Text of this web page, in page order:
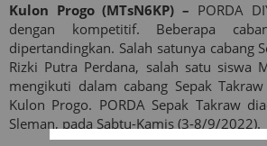
Kulon Progo (MTsN6KP) – PORDA
dengan kompetitif. Beberapa
dipertandingkan. Salah satunya cabang
Rizki Putra Perdana, salah satu siswa
mengikuti dalam cabang Sepak
Kulon Progo. PORDA Sepak Takraw
Sleman, pada Sabtu-Kamis (3-8/9/2022).